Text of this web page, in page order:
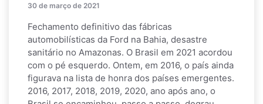
30 de março de 2021
Fechamento definitivo das fábricas
automobilísticas da Ford na Bahia, desastre
sanitário no Amazonas. O Brasil em 2021 acordou
com o pé esquerdo. Ontem, em 2016, o país ainda
figurava na lista de honra dos países emergentes.
2016, 2017, 2018, 2019, 2020, ano após ano, o